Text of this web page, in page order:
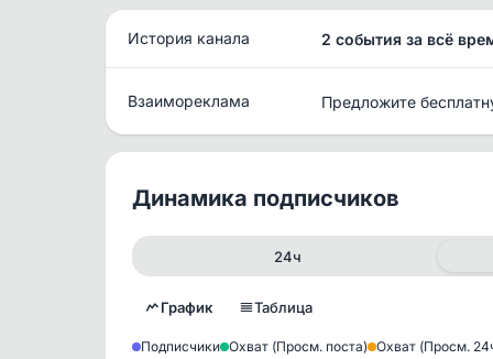
История канала 2 события за всё
Взаимореклама Предложите
Динамика подписчиков
24ч
График Таблица
Подписчики Охват (Просм. поста) Охват (Просм.